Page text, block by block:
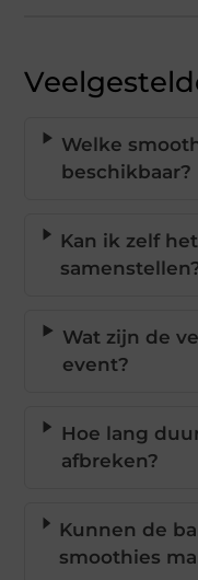
Welke
beschikbaar?
Kan ik zelf
Wat zijn de
event?
Hoe lang
afbreken?
Kunnen de
smoothies